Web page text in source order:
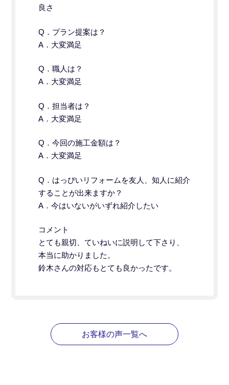
良さ
Q．プラン提案は？
A．大変満足
Q．職人は？
A．大変満足
Q．担当者は？
A．大変満足
Q．今回の施工金額は？
A．大変満足
Q．はっぴいリフォームを友人、知人に紹介
することが出来ますか？
A．今はいないがいずれ紹介したい
コメント
とても親切、ていねいに説明して下さり、
本当に助かりました。
鈴木さんの対応もとても良かったです。
お客様の声一覧へ